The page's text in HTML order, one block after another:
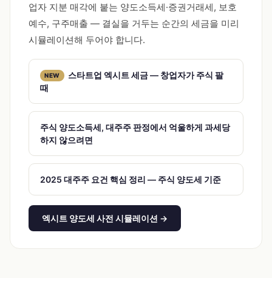
업자 지분 매각에 붙는 양도소득세·증권거래세, 보호
예수, 구주매출 — 결실을 거두는 순간의 세금을 미리
시뮬레이션해 두어야 합니다.
NEW
스타트업 엑시트 세금 — 창업자가 주식 팔
때
주식 양도소득세, 대주주 판정에서 억울하게 과세당
하지 않으려면
2025 대주주 요건 핵심 정리 — 주식 양도세 기준
엑시트 양도세 사전 시뮬레이션 →